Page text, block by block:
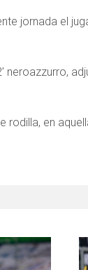
jornada el
neroazzurro,
en